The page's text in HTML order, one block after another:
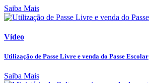
Saiba Mais
Vídeo
Utilização de Passe Livre e venda do Passe Escolar
Saiba Mais